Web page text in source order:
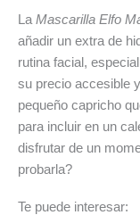
LaMascarilla Elfo
añadir un extra de
rutina facial,
su precio accesible
pequeño capricho
para incluir en un
disfrutar de un
probarla?
Te puede interesar: